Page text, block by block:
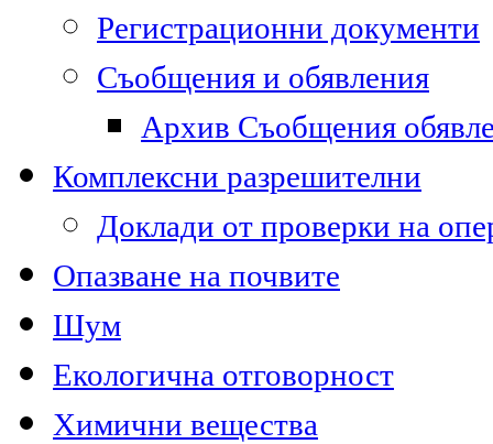
Регистрационни документи
Съобщения и обявления
Архив Съобщения
Комплексни разрешителни
Доклади от проверки на
Опазване на почвите
Шум
Екологична отговорност
Химични вещества